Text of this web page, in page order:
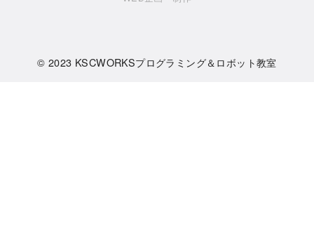
© 2023 KSCWORKSプログラミング＆ロボット教室